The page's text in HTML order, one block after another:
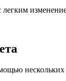
нескольких